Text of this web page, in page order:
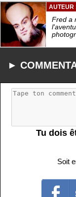
AUTEUR
Fred a
►
Tu dois
Soit